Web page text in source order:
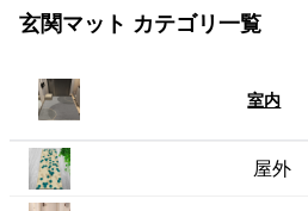
玄関マット カテゴリ一覧
室内
屋外